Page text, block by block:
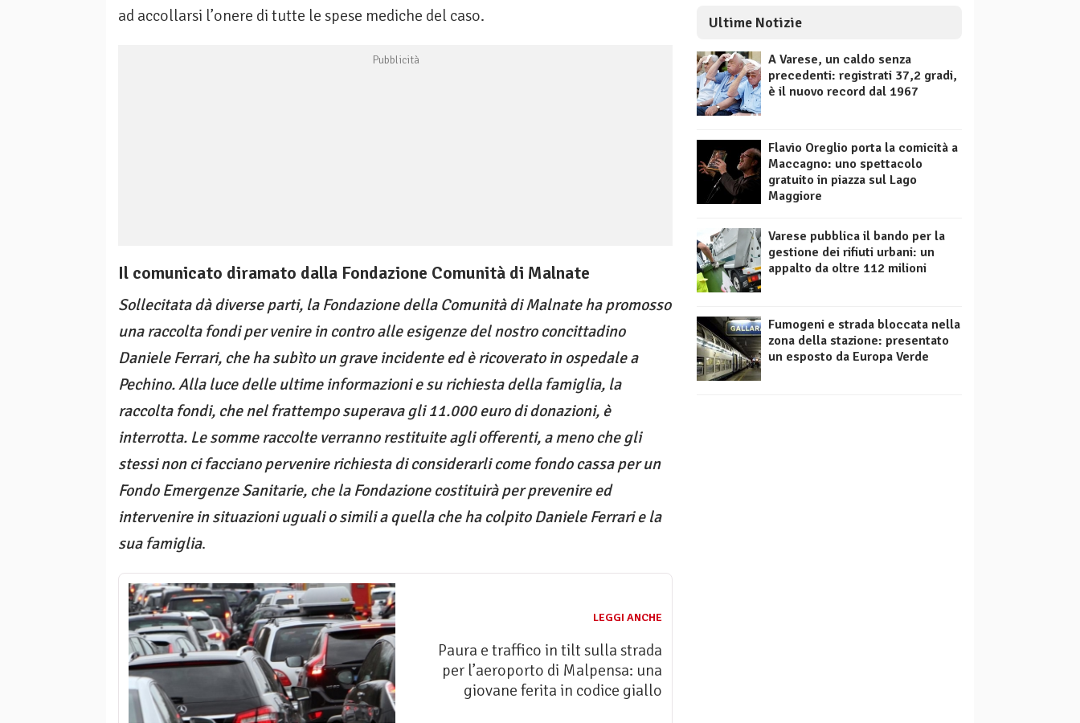
ad accollarsi l’onere di tutte le spese mediche del caso.
Il comunicato diramato dalla Fondazione Comunità di Malnate
Sollecitata dà diverse parti, la Fondazione della Comunità di Malnate ha promosso
una raccolta fondi per venire in contro alle esigenze del nostro concittadino
Daniele Ferrari, che ha subìto un grave incidente ed è ricoverato in ospedale a
Pechino. Alla luce delle ultime informazioni e su richiesta della famiglia, la
raccolta fondi, che nel frattempo superava gli 11.000 euro di donazioni, è
interrotta. Le somme raccolte verranno restituite agli offerenti, a meno che gli
stessi non ci facciano pervenire richiesta di considerarli come fondo cassa per un
Fondo Emergenze Sanitarie, che la Fondazione costituirà per prevenire ed
intervenire in situazioni uguali o simili a quella che ha colpito Daniele Ferrari e la
sua famiglia.
LEGGI ANCHE
Paura e traffico in tilt sulla strada
per l’aeroporto di Malpensa: una
giovane ferita in codice giallo
Ultime Notizie
A Varese, un caldo senza
precedenti: registrati 37,2 gradi,
è il nuovo record dal 1967
Flavio Oreglio porta la comicità a
Maccagno: uno spettacolo
gratuito in piazza sul Lago
Maggiore
Varese pubblica il bando per la
gestione dei rifiuti urbani: un
appalto da oltre 112 milioni
Fumogeni e strada bloccata nella
zona della stazione: presentato
un esposto da Europa Verde